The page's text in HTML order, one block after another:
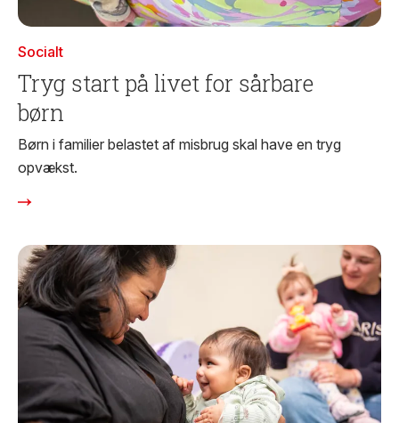
Socialt
Tryg start på livet for sårbare
børn
Børn i familier belastet af misbrug skal have en tryg
opvækst.